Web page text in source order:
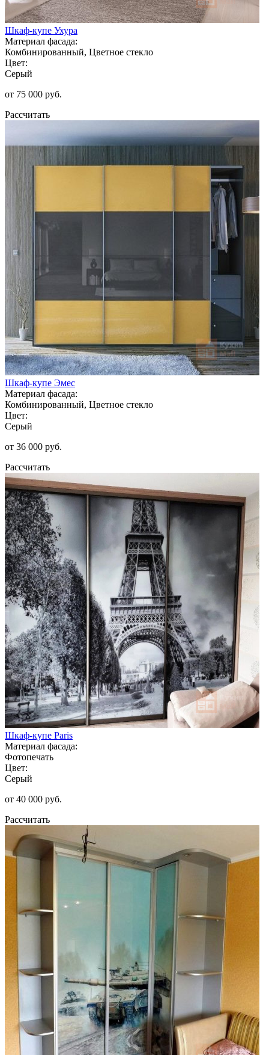
Шкаф-купе Ухура
Материал фасада:
Комбинированный, Цветное стекло
Цвет:
Серый
от 75 000 руб.
Рассчитать
Шкаф-купе Эмес
Материал фасада:
Комбинированный, Цветное стекло
Цвет:
Серый
от 36 000 руб.
Рассчитать
Шкаф-купе Paris
Материал фасада:
Фотопечать
Цвет:
Серый
от 40 000 руб.
Рассчитать